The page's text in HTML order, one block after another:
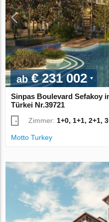
ab€ 231 002
Sinpas Boulevard Sefakoy
Türkei Nr.39721
Zimmer:1+0, 1+1, 2+1,
Motto Turkey